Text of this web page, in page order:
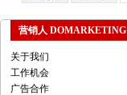
营销人 DOMARKETING
关于我们
工作机会
广告合作